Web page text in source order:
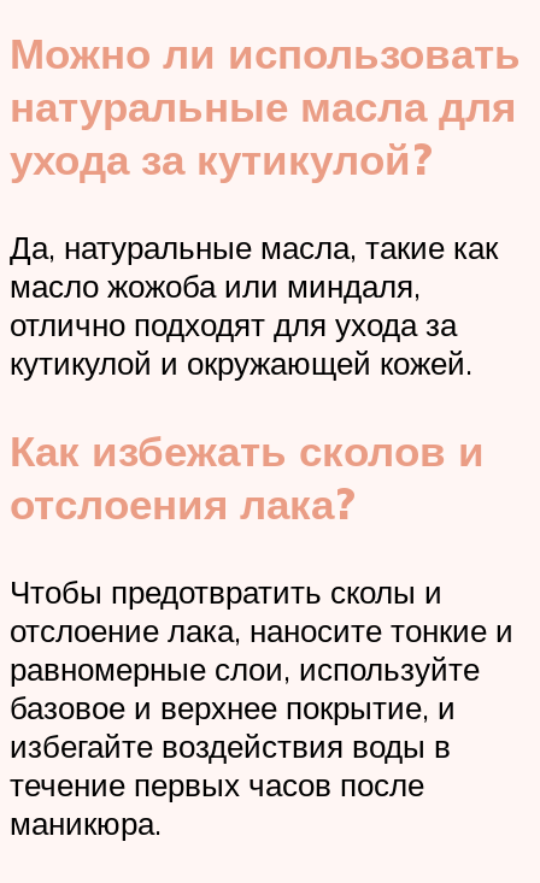
Можно ли использовать
натуральные масла для
ухода за кутикулой?
Да, натуральные масла, такие как
масло жожоба или миндаля,
отлично подходят для ухода за
кутикулой и окружающей кожей.
Как избежать сколов и
отслоения лака?
Чтобы предотвратить сколы и
отслоение лака, наносите тонкие и
равномерные слои, используйте
базовое и верхнее покрытие, и
избегайте воздействия воды в
течение первых часов после
маникюра.